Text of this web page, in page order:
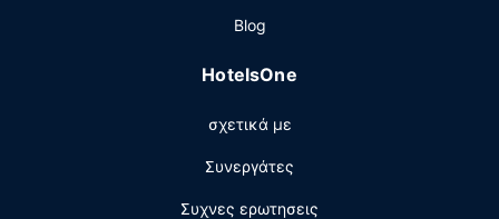
Στις σημαντικές παροχές περιλαμβάνονται γρήγορο
πλυντηρίων. Στους χώρους μας θα βρείτε δωρεάν
Blog
HotelsOne
σχετικά με
Συνεργάτες
Συχνες ερωτησεις